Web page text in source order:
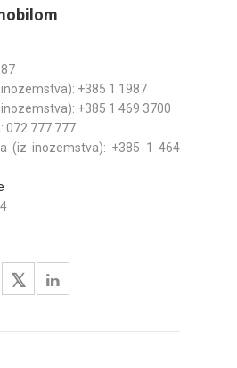
+385 1 1987
+385 1 469 3700
072 777 777
(iz inozemstva): +385 1 464